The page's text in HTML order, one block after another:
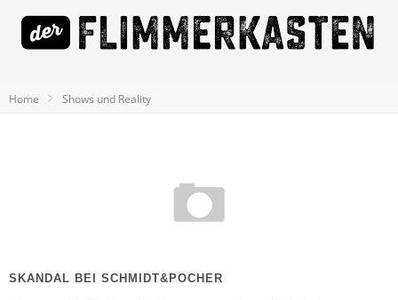
Home Shows und Reality
SKANDAL BEI SCHMIDT&POCHER